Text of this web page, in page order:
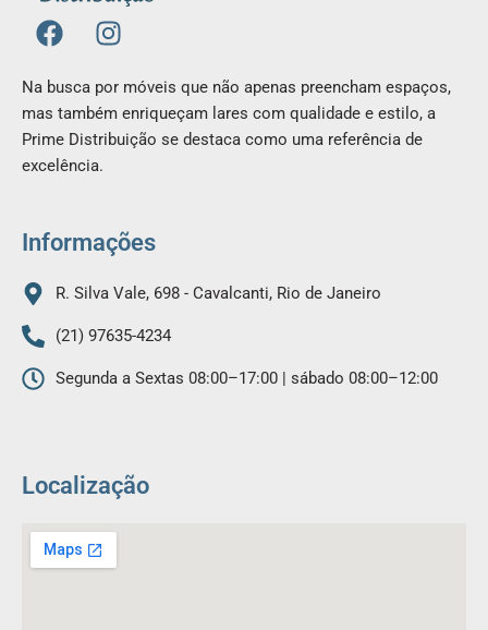
F
a
c
e
b
o
o
I
n
t
a
g
m
Na busca por móveis que não apenas preencham espaços,
mas também enriqueçam lares com qualidade e estilo, a
Prime Distribuição se destaca como uma referência de
excelência.
Informações
R. Silva Vale, 698 - Cavalcanti, Rio de Janeiro
(21) 97635-4234
Segunda a Sextas 08:00–17:00 | sábado 08:00–12:00
Localização